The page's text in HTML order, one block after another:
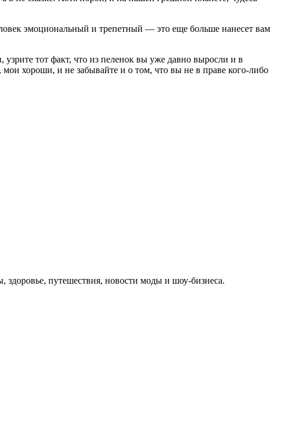
эмоциональный и трепетный — это еще больше нанесет вам
тот факт, что из пеленок вы уже давно выросли и в
мои хороши, и не забывайте и о том, что вы не в праве кого-либо
здоровье, путешествия, новости моды и шоу-бизнеса.